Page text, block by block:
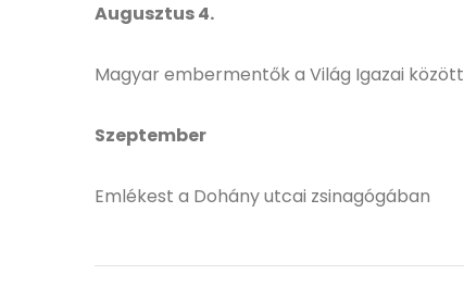
Augusztus 4.
Magyar embermentők a Világ Igazai között
Szeptember
Emlékest a Dohány utcai zsinagógában